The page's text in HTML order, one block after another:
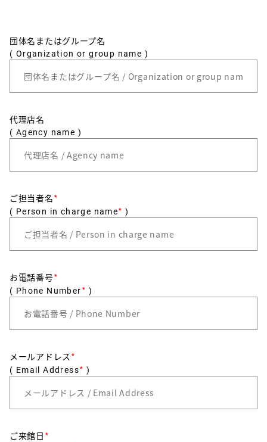
団体名またはグループ名
( Organization or group name )
代理店名
( Agency name )
ご担当者名*
( Person in charge name* )
お電話番号*
( Phone Number* )
メールアドレス*
( Email Address* )
ご来館日 *